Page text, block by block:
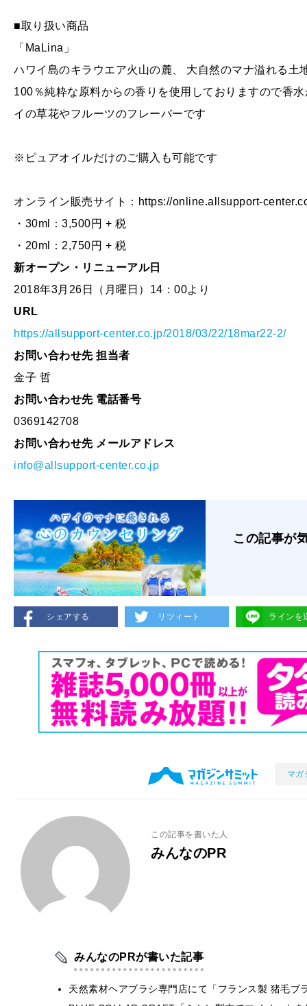
■取り扱い商品
「MaLina」
ハワイ島のキラウエア火山の麓、 大自然のマナ溢れる
100％純粋な原料からの香りを使用しておりますので香
イの草花やフルーツのフレーバーです
※ピュアオイルだけのご購入も可能です
オンライン販売サイト：https://online.allsupport-
・30ml：3,500円 + 税
・20ml：2,750円 + 税
新オープン・リニューアル日
2018年3月26日（月曜日）14：00より
URL
https://allsupport-center.co.jp/2018/03/22/18mar22-2/
お問い合わせ先 担当者
金子 哲
お問い合わせ先 電話番号
0369142708
お問い合わせ先 メールアドレス
info@allsupport-center.co.jp
この記事が
シェアする リツィート ラインを
マガ
この記事を書いた人
みんなのPR
みんなのPRが書いた記事
天然素材ヘアブラシ専門店にて「フランス製 猪毛ブ